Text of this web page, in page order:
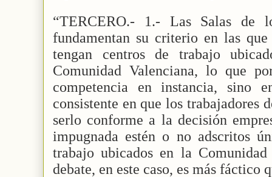
“TERCERO.- 1.- Las Salas de
fundamentan su criterio en las que
tengan centros de trabajo
Comunidad Valenciana, lo que
competencia en instancia, sino
consistente en que los trabajadores
serlo conforme a la decisión
impugnada estén o no adscritos
trabajo ubicados en la
debate, en este caso, es más fáctico